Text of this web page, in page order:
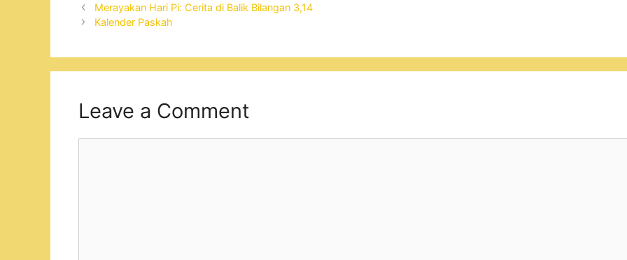
Merayakan Hari Pi: Cerita di Balik Bilangan 3,14
Kalender Paskah
Leave a Comment